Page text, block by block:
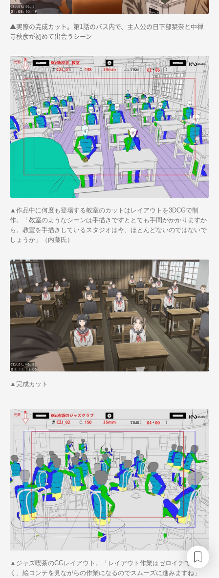
▲実際の完成カット。第1話のバス内で、主人公の日下部栞奈と中禅
寺秋彦が初めて出会うシーン
▲作品中に何度も登場する教室のカットはレイアウトを3DCGで制
作。「教室のようなシーンは手描きですととても手間がかかりますか
ら。教室を手描きしているスタジオは今、ほとんどないのではないで
しょうか」（内藤氏）
▲完成カット
▲ジャズ喫茶のCGレイアウト。「レイアウト作業はゼロイチではな
く、絵コンテを見ながらの作業になるのでスムーズに進みますね」